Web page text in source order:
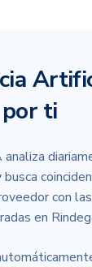
ti
busca
con
en